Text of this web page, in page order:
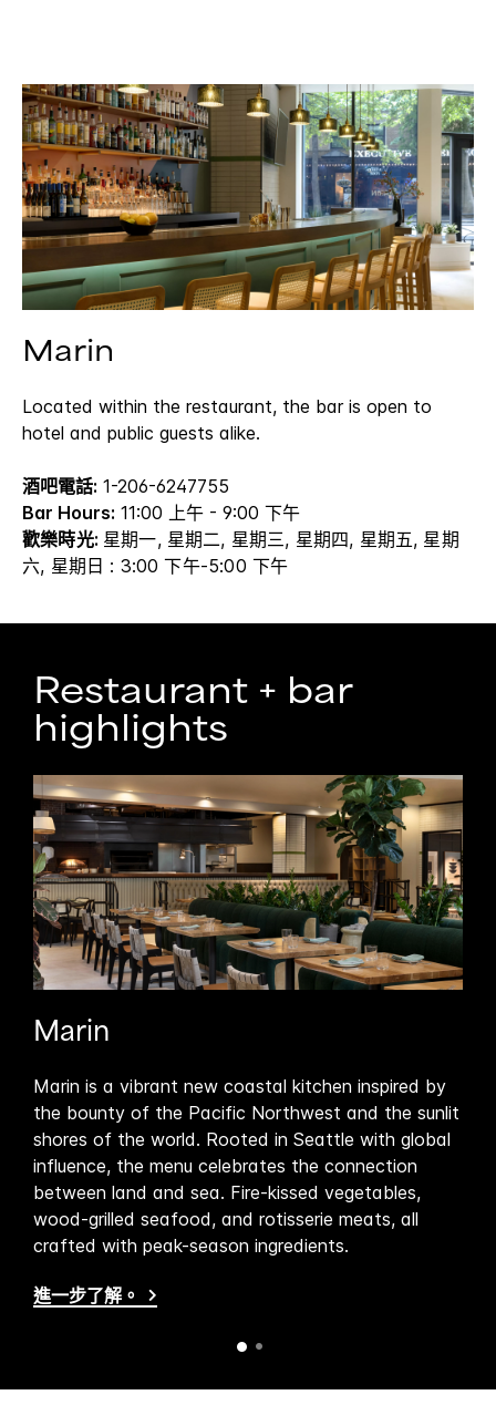
Marin
Located within the restaurant, the bar is open to
hotel and public guests alike.
酒吧電話: 1-206-6247755
Bar Hours: 11:00 上午 - 9:00 下午
歡樂時光: 星期一, 星期二, 星期三, 星期四, 星期五, 星期
六, 星期日 : 3:00 下午-5:00 下午
Restaurant + bar
highlights
Marin
Marin is a vibrant new coastal kitchen inspired by
the bounty of the Pacific Northwest and the sunlit
shores of the world. Rooted in Seattle with global
influence, the menu celebrates the connection
between land and sea. Fire-kissed vegetables,
wood-grilled seafood, and rotisserie meats, all
crafted with peak-season ingredients.
進一步了解。